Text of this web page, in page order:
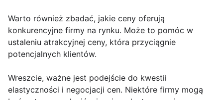
Warto również zbadać, jakie ceny oferują
konkurencyjne firmy na rynku. Może to pomóc w
ustaleniu atrakcyjnej ceny, która przyciągnie
potencjalnych klientów.
Wreszcie, ważne jest podejście do kwestii
elastyczności i negocjacji cen. Niektóre firmy mogą